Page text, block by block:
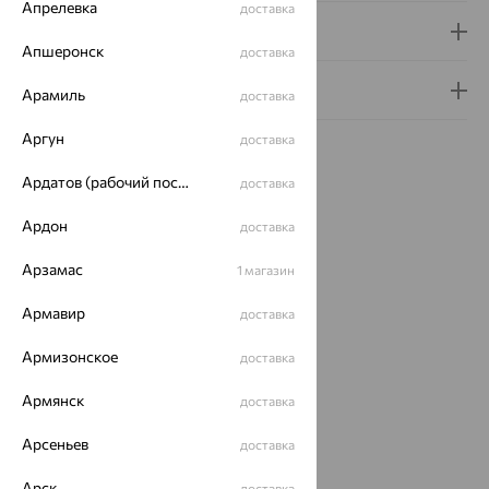
Гарантия и возврат
Похожие изделия
Апрелевка доставка
Апшеронск доставка
Арамиль доставка
Аргун доставка
Ардатов (рабочий поселок) доставка
Ардон доставка
Арзамас 1 магазин
Армавир доставка
Армизонское доставка
Армянск доставка
Арсеньев доставка